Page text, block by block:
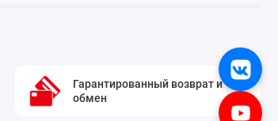
Гарантированный возврат и
обмен